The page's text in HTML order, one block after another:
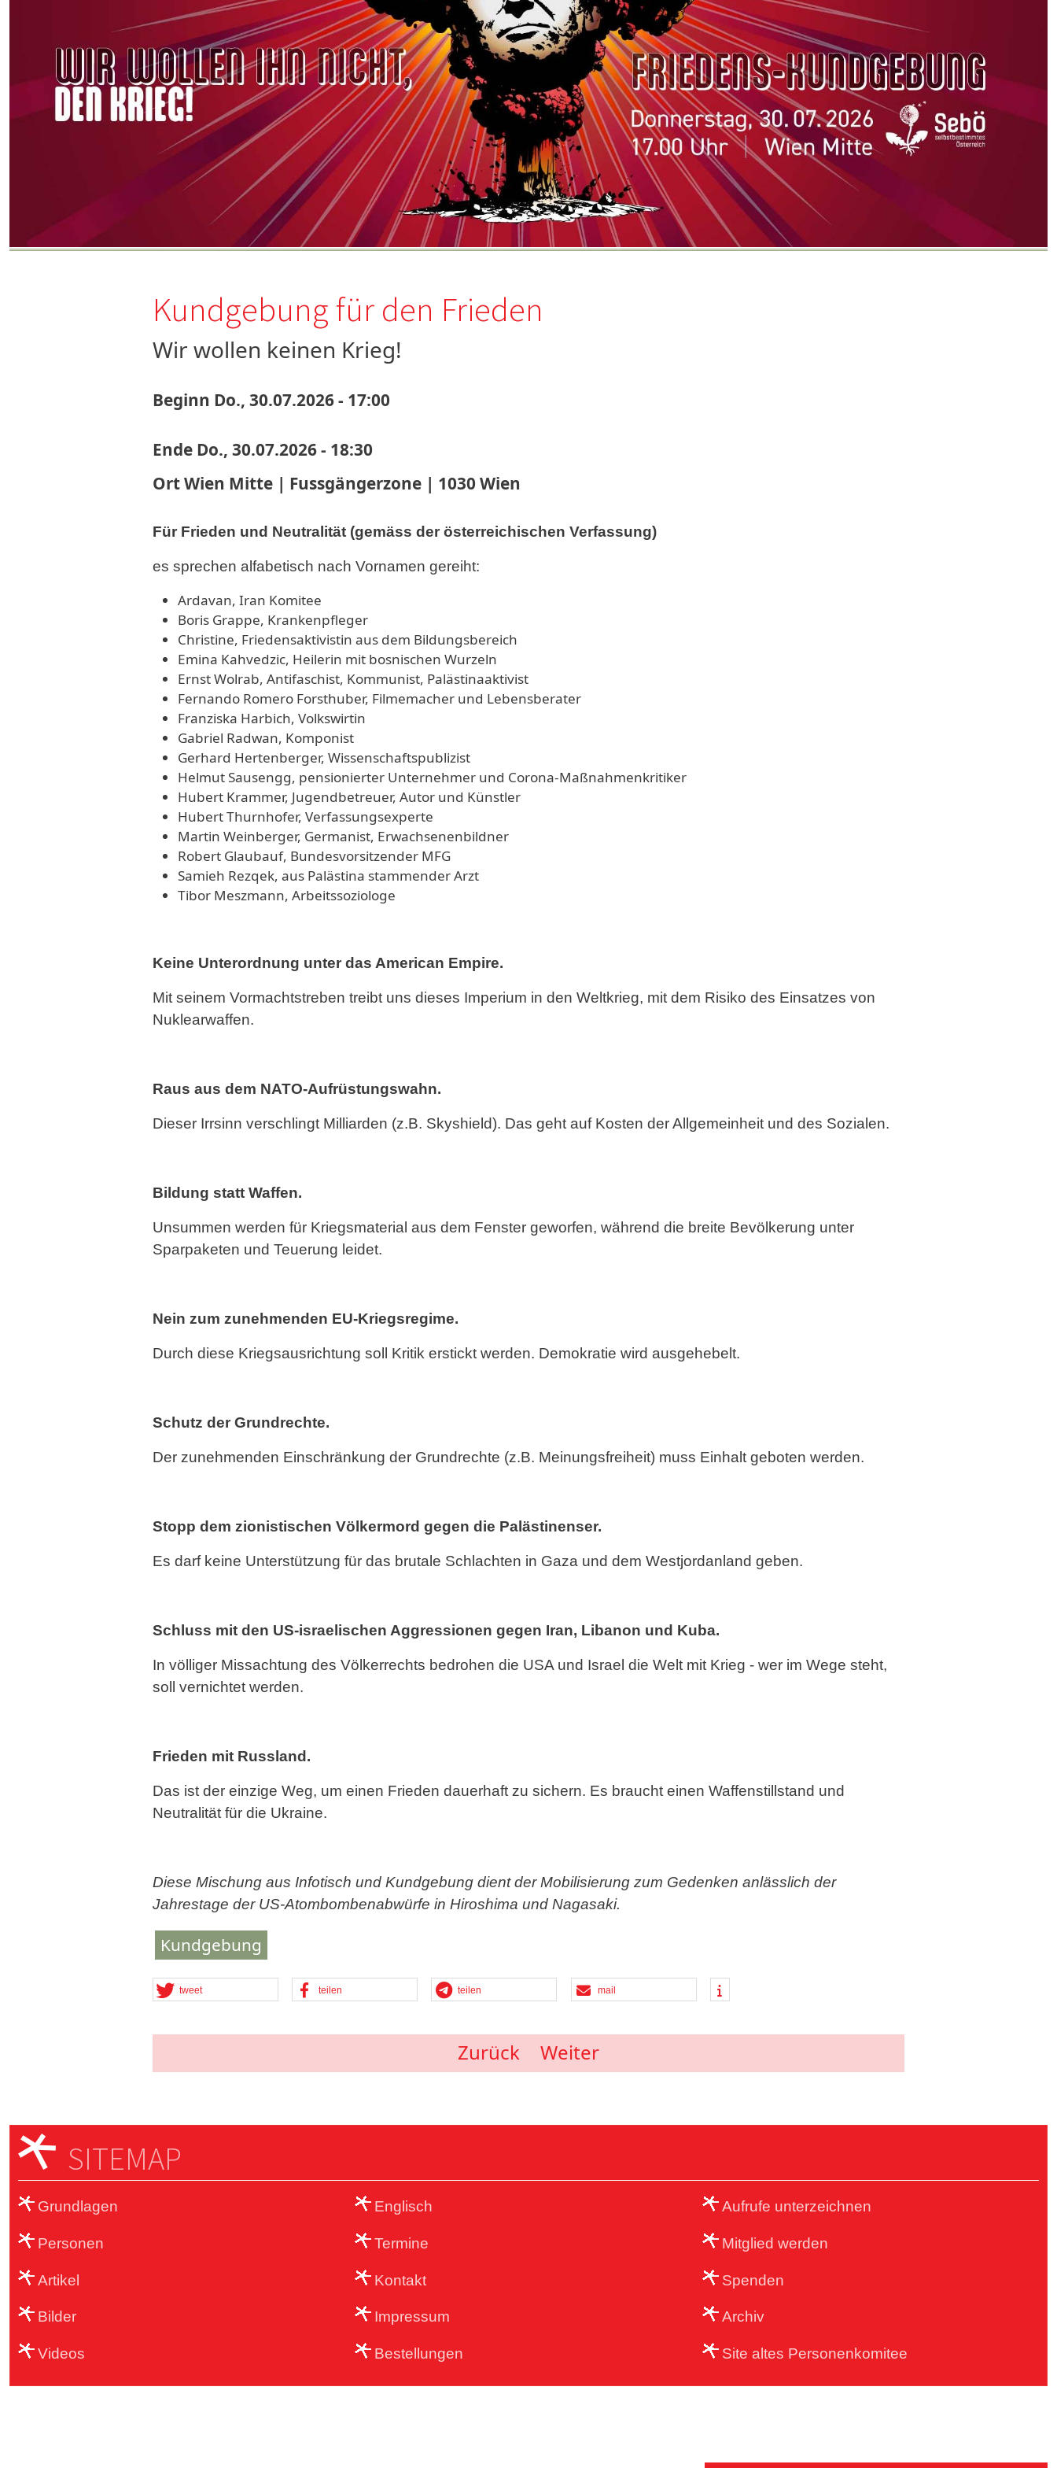
Kundgebung für den Frieden
Wir wollen keinen Krieg!
Beginn Do., 30.07.2026 - 17:00
Ende Do., 30.07.2026 - 18:30
OrtWien Mitte | Fussgängerzone | 1030 Wien
Für Frieden und Neutralität (gemäss der österreichischen Verfassung)
es sprechen alfabetisch nach Vornamen gereiht:
Ardavan, Iran Komitee
Boris Grappe, Krankenpfleger
Christine, Friedensaktivistin aus dem Bildungsbereich
Emina Kahvedzic, Heilerin mit bosnischen Wurzeln
Ernst Wolrab, Antifaschist, Kommunist, Palästinaaktivist
Fernando Romero Forsthuber, Filmemacher und Lebensberater
Franziska Harbich, Volkswirtin
Gabriel Radwan, Komponist
Gerhard Hertenberger, Wissenschaftspublizist
Helmut Sausengg, pensionierter Unternehmer und Corona-Maßnahmenkritiker
Hubert Krammer, Jugendbetreuer, Autor und Künstler
Hubert Thurnhofer, Verfassungsexperte
Martin Weinberger, Germanist, Erwachsenenbildner
Robert Glaubauf, Bundesvorsitzender MFG
Samieh Rezqek, aus Palästina stammender Arzt
Tibor Meszmann, Arbeitssoziologe
Keine Unterordnung unter das American Empire.
Mit seinem Vormachtstreben treibt uns dieses Imperium in den Weltkrieg, mit dem Risiko des Einsatzes von
Nuklearwaffen.
Raus aus dem NATO-Aufrüstungswahn.
Dieser Irrsinn verschlingt Milliarden (z.B. Skyshield). Das geht auf Kosten der Allgemeinheit und des Sozialen.
Bildung statt Waffen.
Unsummen werden für Kriegsmaterial aus dem Fenster geworfen, während die breite Bevölkerung unter
Sparpaketen und Teuerung leidet.
Nein zum zunehmenden EU-Kriegsregime.
Durch diese Kriegsausrichtung soll Kritik erstickt werden. Demokratie wird ausgehebelt.
Schutz der Grundrechte.
Der zunehmenden Einschränkung der Grundrechte (z.B. Meinungsfreiheit) muss Einhalt geboten werden.
Stopp dem zionistischen Völkermord gegen die Palästinenser.
Es darf keine Unterstützung für das brutale Schlachten in Gaza und dem Westjordanland geben.
Schluss mit den US-israelischen Aggressionen gegen Iran, Libanon und Kuba.
In völliger Missachtung des Völkerrechts bedrohen die USA und Israel die Welt mit Krieg - wer im Wege steht,
soll vernichtet werden.
Frieden mit Russland.
Das ist der einzige Weg, um einen Frieden dauerhaft zu sichern. Es braucht einen Waffenstillstand und
Neutralität für die Ukraine.
Diese Mischung aus Infotisch und Kundgebung dient der Mobilisierung zum Gedenken anlässlich der
Jahrestage der US-Atombombenabwürfe in Hiroshima und Nagasaki.
Kundgebung
tweet teilen teilen mail
Zurück Weiter
SITEMAP
Grundlagen
Personen
Artikel
Bilder
Videos
Englisch
Termine
Kontakt
Impressum
Bestellungen
Aufrufe unterzeichnen
Mitglied werden
Spenden
Archiv
Site altes Personenkomitee